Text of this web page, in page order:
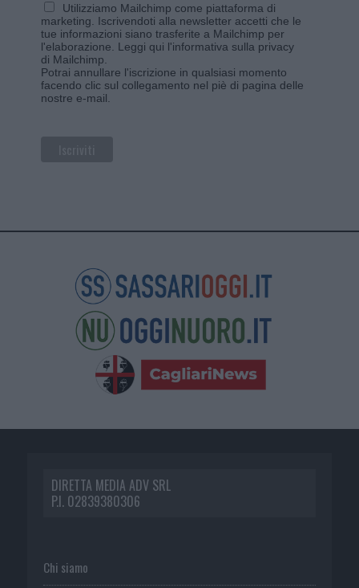
Utilizziamo Mailchimp come piattaforma di
marketing. Iscrivendoti alla newsletter accetti che le
tue informazioni siano trasferite a Mailchimp per
l'elaborazione. Leggi qui l'informativa sulla privacy
di Mailchimp
Potrai annullare l'iscrizione in qualsiasi momento
facendo clic sul collegamento nel piè di pagina delle
nostre e-mail.
DIRETTA MEDIA ADV SRL
P.I. 02839380306
Chi siamo